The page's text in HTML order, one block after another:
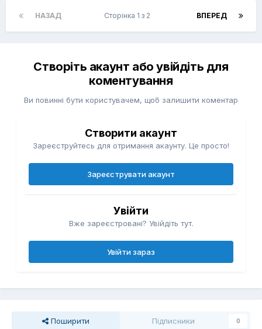
НАЗАД ВПЕРЕД
Сторінка 1 з 2
Створіть акаунт або увійдіть для
коментування
Ви повинні бути користувачем, щоб залишити коментар
Створити акаунт
Зареєструйтесь для отримання акаунту. Це просто!
Зареєструвати акаунт
Увійти
Вже зареєстровані? Увійдіть тут.
Увійти зараз
Поширити Підписники 0